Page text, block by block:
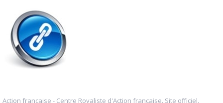
Action française - Centre Royaliste d'Action française. Site officiel.